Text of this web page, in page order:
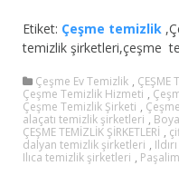
Etiket: Çeşme temizlik
temizlik şirketleri,çeşme
Çeşme Ev Temizlik , ÇEŞME
Çeşme Temizlik Hizmeti ,
Çeşme Temizlik Şirketi ,
alaçatı temizlik şirketleri ,
ÇEŞME TEMİZLİK ŞİRKETLERİ ,
dalyan temizlik şirketleri ,
Ilıca temizlik şirketleri ,